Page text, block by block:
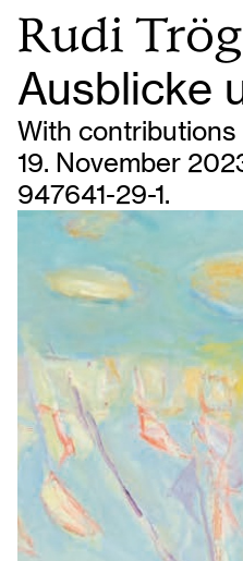
Rudi
Ausblicke
With contributions
19. November
947641-29-1.